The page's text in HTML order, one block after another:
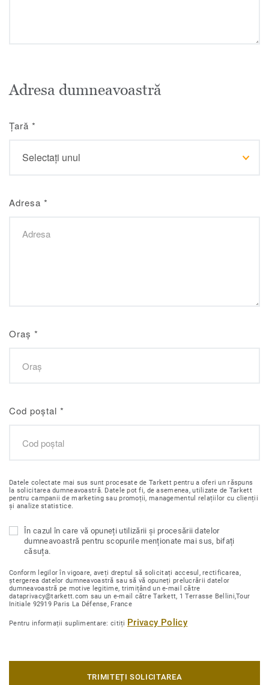
Adresa dumneavoastră
Țară *
Adresa *
Oraș *
Cod poștal *
Datele colectate mai sus sunt procesate de Tarkett pentru a oferi un răspuns
la solicitarea dumneavoastră. Datele pot fi, de asemenea, utilizate de Tarkett
pentru campanii de marketing sau promoții, managementul relațiilor cu clienții
și analize statistice.
În cazul în care vă opuneți utilizării și procesării datelor
dumneavoastră pentru scopurile menționate mai sus, bifați
căsuța.
Conform legilor în vigoare, aveți dreptul să solicitați accesul, rectificarea,
ștergerea datelor dumneavoastră sau să vă opuneți prelucrării datelor
dumneavoastră pe motive legitime, trimițând un e-mail către
dataprivacy@tarkett.com sau un e-mail către Tarkett, 1 Terrasse Bellini,Tour
Initiale 92919 Paris La Défense, France
Pentru informații suplimentare: citiți Privacy Policy
TRIMITEȚI SOLICITAREA